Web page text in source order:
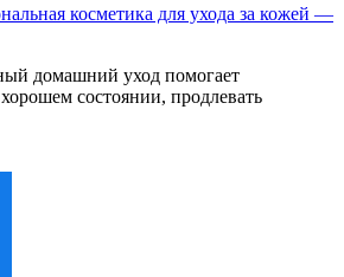
косметика для ухода за кожей —
домашний уход помогает
состоянии, продлевать